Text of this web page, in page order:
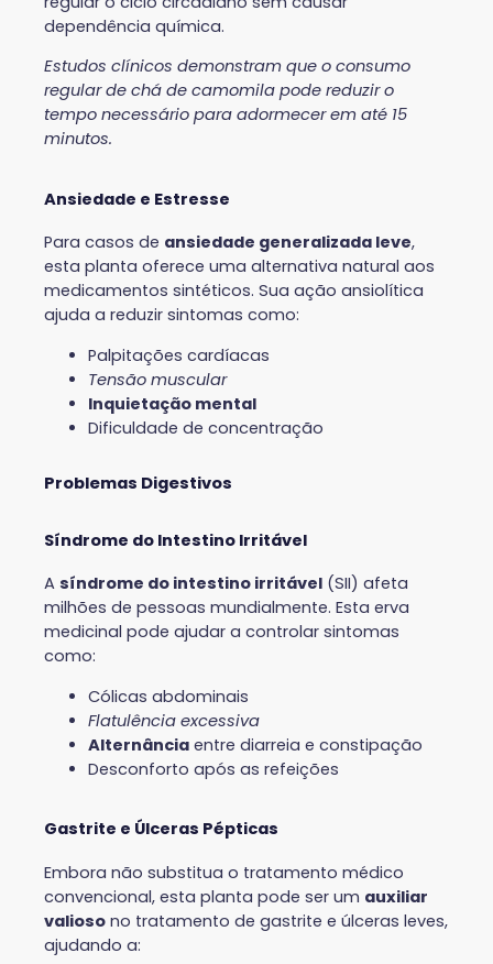
dependência química.
Estudos clínicos demonstram que o consumo
regular de chá de camomila pode reduzir o
tempo necessário para adormecer em até 15
minutos.
Ansiedade e Estresse
Para casos de ansiedade generalizada leve,
esta planta oferece uma alternativa natural aos
medicamentos sintéticos. Sua ação ansiolítica
ajuda a reduzir sintomas como:
Palpitações cardíacas
Tensão muscular
Inquietação mental
Dificuldade de concentração
Problemas Digestivos
Síndrome do Intestino Irritável
A síndrome do intestino irritável (SII) afeta
milhões de pessoas mundialmente. Esta erva
medicinal pode ajudar a controlar sintomas
como:
Cólicas abdominais
Flatulência excessiva
Alternância entre diarreia e constipação
Desconforto após as refeições
Gastrite e Úlceras Pépticas
Embora não substitua o tratamento médico
convencional, esta planta pode ser um auxiliar
valioso no tratamento de gastrite e úlceras leves,
ajudando a: